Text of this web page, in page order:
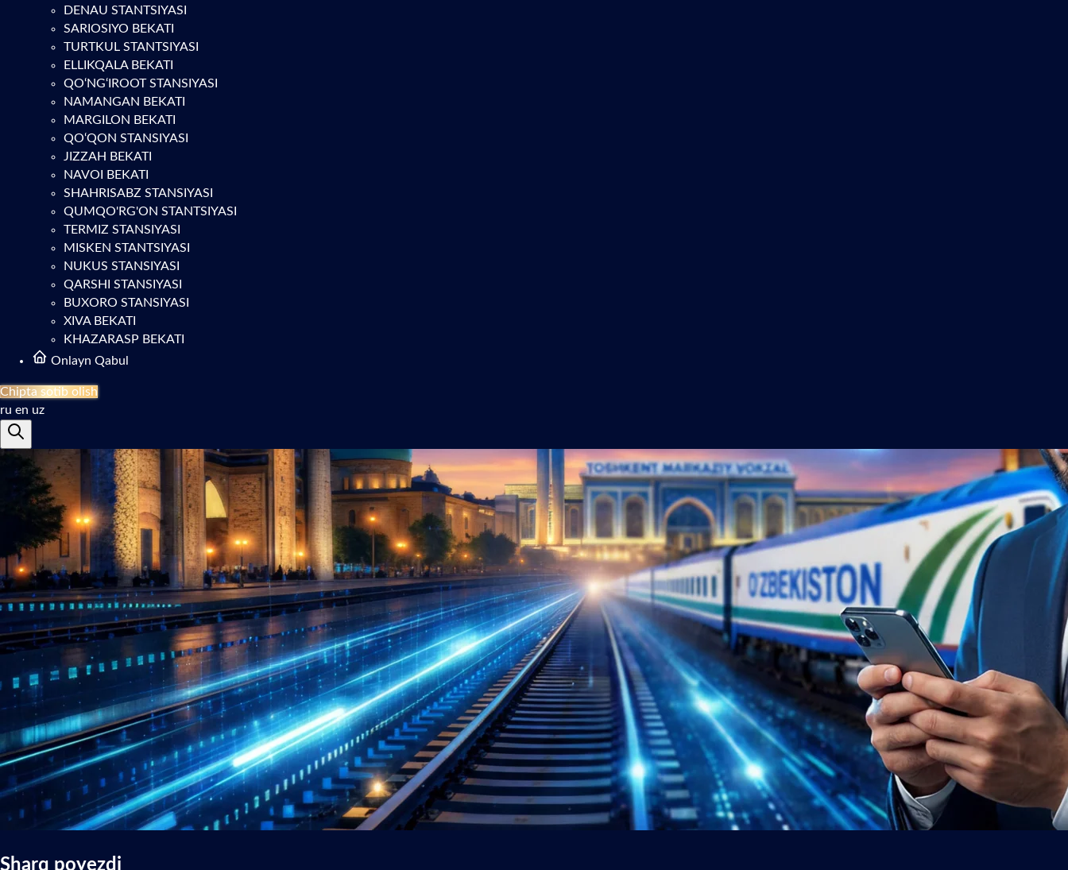
DENAU STANTSIYASI
SARIOSIYO BEKATI
TURTKUL STANTSIYASI
ELLIKQALA BEKATI
QO‘NG‘IROOT STANSIYASI
NAMANGAN BEKATI
MARGILON BEKATI
QO‘QON STANSIYASI
JIZZAH BEKATI
NAVOI BEKATI
SHAHRISABZ STANSIYASI
QUMQO'RG'ON STANTSIYASI
TERMIZ STANSIYASI
MISKEN STANTSIYASI
NUKUS STANSIYASI
QARSHI STANSIYASI
BUXORO STANSIYASI
XIVA BEKATI
KHAZARASP BEKATI
Onlayn Qabul
Chipta sotib olish
ru en uz
Sharq poyezdi